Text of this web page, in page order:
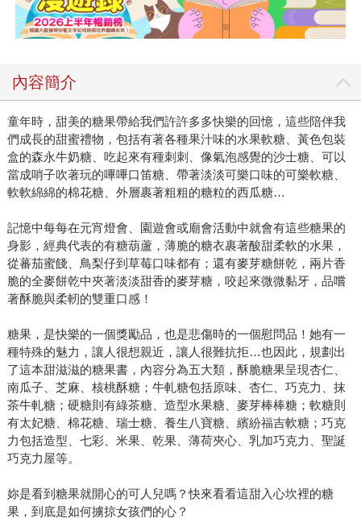
內容簡介
童年時，甜美的糖果帶給我們許許多多快樂的回憶，這些陪伴我
們成長的甜蜜禮物，包括有著各種果汁味的水果軟糖、黃色包裝
盒的森永牛奶糖、吃起來有種刺刺、像氣泡感覺的沙士糖、可以
當成哨子吹著玩的嗶嗶口笛糖、帶著淡淡可樂口味的可樂軟糖、
軟軟綿綿的棉花糖、外層裹著粗粗的糖粒的西瓜糖…
記憶中每每在元宵燈會、園遊會或廟會活動中就會有這些糖果的
身影，經典代表的有糖葫蘆，薄脆的糖衣裹著酸甜柔軟的水果，
從蕃茄蜜餞、鳥梨仔到草莓口味都有；還有麥芽糖餅乾，兩片香
脆的全麥餅乾中夾著淡淡甜香的麥芽糖，咬起來微微黏牙，品嚐
著酥脆與柔軔的雙重口感！
糖果，是快樂的一個獎勵品，也是悲傷時的一個慰問品！她有一
種特殊的魅力，讓人很想親近，讓人很難抗拒…也因此，規劃出
了這本甜滋滋的糖果書，內容分為五大類，酥脆糖果呈現杏仁、
南瓜子、芝麻、核桃酥糖；牛軋糖包括原味、杏仁、巧克力、抹
茶牛軋糖；硬糖則有綠茶糖、造型水果糖、麥芽棒棒糖；軟糖則
有太妃糖、棉花糖、瑞士糖、養生八寶糖、繽紛福吉軟糖；巧克
力包括造型、七彩、米果、乾果、薄荷夾心、乳加巧克力、聖誕
巧克力屋等。
妳是看到糖果就開心的可人兒嗎？快來看看這甜入心坎裡的糖
果，到底是如何擄掠女孩們的心？